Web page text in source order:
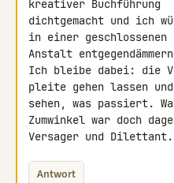
kreativer Buchführung
dichtgemacht und ich
in einer geschlossenen
Anstalt
Ich bleibe dabei: die
pleite gehen lassen
sehen, was passiert.
Zumwinkel war doch
Versager und Dilettant.
Antwort